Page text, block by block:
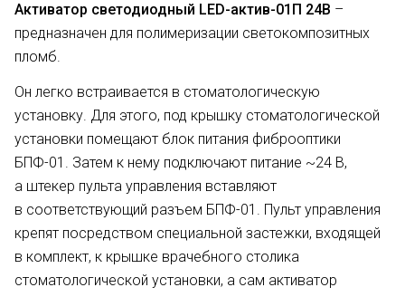
Активатор светодиодный LED-актив-01П 24В –
предназначен для полимеризации светокомпозитных
пломб.
Он легко встраивается в стоматологическую
установку. Для этого, под крышку стоматологической
установки помещают блок питания фиброоптики
БПФ-01. Затем к нему подключают питание ~24 В,
а штекер пульта управления вставляют
в соответствующий разъем БПФ-01. Пульт управления
крепят посредством специальной застежки, входящей
в комплект, к крышке врачебного столика
стоматологической установки, а сам активатор